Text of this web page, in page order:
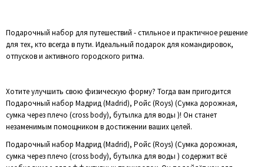
Подарочный набор для путешествий - стильное и практичное решение
для тех, кто всегда в пути. Идеальный подарок для командировок,
отпусков и активного городского ритма.
Хотите улучшить свою физическую форму? Тогда вам пригодится
Подарочный набор Мадрид (Madrid), Ройс (Roys) (Сумка дорожная,
сумка через плечо (cross body), бутылка для воды )! Он станет
незаменимым помощником в достижении ваших целей.
Подарочный набор Мадрид (Madrid), Ройс (Roys) (Сумка дорожная,
сумка через плечо (cross body), бутылка для воды ) содержит всё